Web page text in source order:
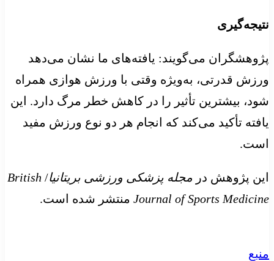
نتیجه‌گیری
پژوهشگران می‌گویند: یافته‌های ما نشان می‌دهد
ورزش قدرتی، به‌ویژه وقتی با ورزش هوازی همراه
شود، بیشترین تأثیر را در کاهش خطر مرگ دارد. این
یافته تأکید می‌کند که انجام هر دو نوع ورزش مفید
است.
این پژوهش در مجله پزشکی ورزشی بریتانیا/
British
Journal of Sports Medicine منتشر شده است.
منبع